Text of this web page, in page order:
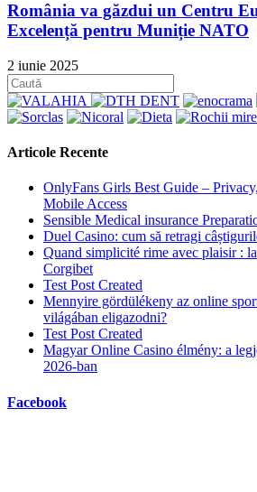
România va găzdui un Centru
Excelență pentru Muniție NATO
2 iunie 2025
Articole Recente
OnlyFans Girls Best Guide –
Mobile Access
Sensible Medical insurance
Duel Casino: cum să retragi
Quand simplicité rime avec plaisir :
Corgibet
Test Post Created
Mennyire gördülékeny az online
világában eligazodni?
Test Post Created
Magyar Online Casino élmény: a
2026-ban
Facebook